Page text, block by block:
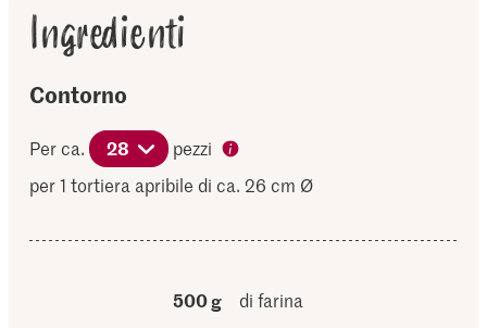
Ingredienti
Contorno
Per ca. 28
pezzi
per 1 tortiera apribile di ca. 26 cm Ø
500 g
di farina